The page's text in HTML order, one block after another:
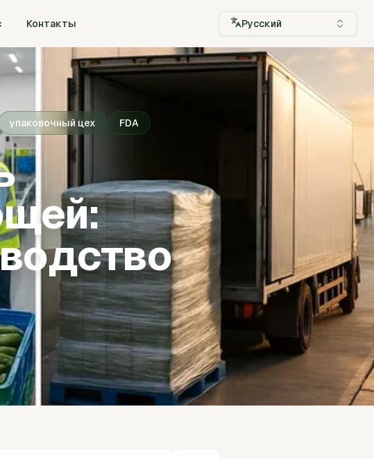
Контакты Русский
упаковочный цех FDA